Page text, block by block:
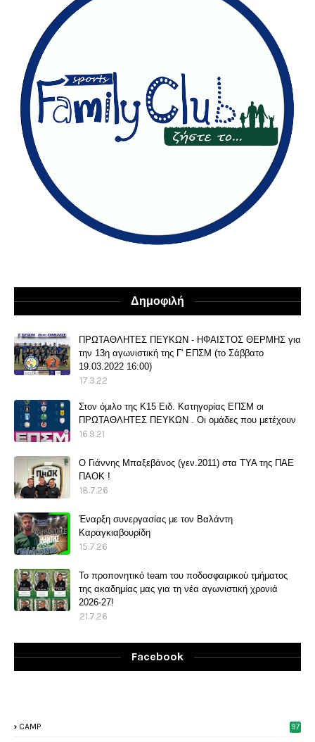
Δημοφιλή
ΠΡΩΤΑΘΛΗΤΕΣ ΠΕΥΚΩΝ - ΗΦΑΙΣΤΟΣ ΘΕΡΜΗΣ για
την 13η αγωνιστική της Γ' ΕΠΣΜ (το Σάββατο
19.03.2022 16:00)
17.3.22
Στον όμιλο της Κ15 Ειδ. Κατηγορίας ΕΠΣΜ οι
ΠΡΩΤΑΘΛΗΤΕΣ ΠΕΥΚΩΝ . Οι ομάδες που μετέχουν
16.9.21
O Γιάννης Μπαξεβάνος (γεν.2011) στα ΤΥΑ της ΠΑΕ
ΠΑΟΚ !
18.7.26
Έναρξη συνεργασίας με τον Βαλάντη
Καραγκιαβουρίδη
15.7.26
Το προπονητικό team του ποδοσφαιρικού τμήματος
της ακαδημίας μας για τη νέα αγωνιστική χρονιά
2026-27!
21.7.26
Facebook
CAMP 97